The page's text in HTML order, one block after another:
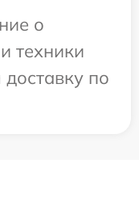
о
техники
по